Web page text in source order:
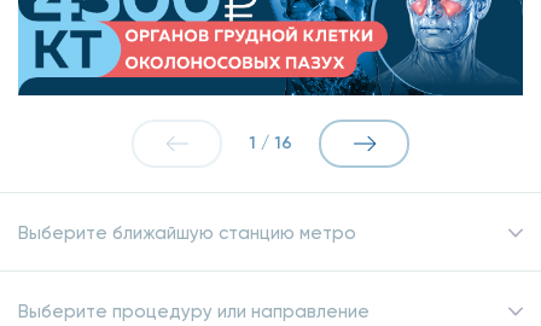
1 / 16
Выберите ближайшую станцию метро
Выберите процедуру или направление